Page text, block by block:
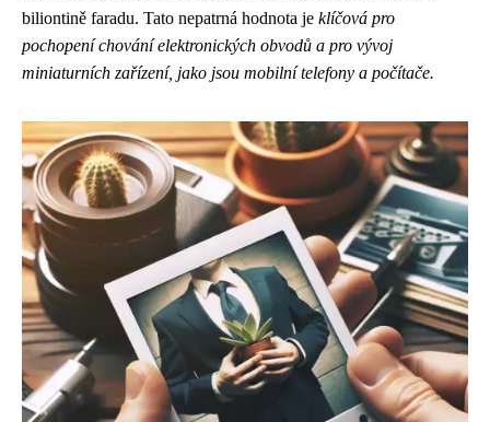
biliontině faradu. Tato nepatrná hodnota je klíčová pro
pochopení chování elektronických obvodů a pro vývoj
miniaturních zařízení, jako jsou mobilní telefony a počítače.